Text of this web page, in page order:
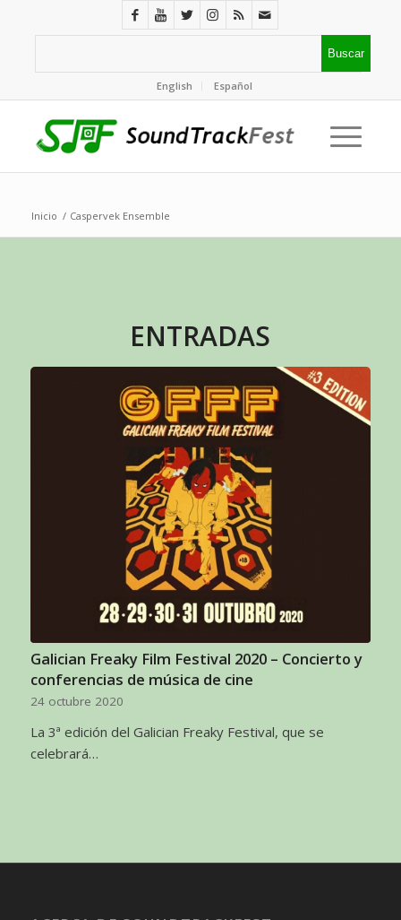
English Español
Inicio / Caspervek Ensemble
ENTRADAS
Galician Freaky Film Festival 2020 – Concierto y
conferencias de música de cine
24 octubre 2020
La 3ª edición del Galician Freaky Festival, que se
celebrará…